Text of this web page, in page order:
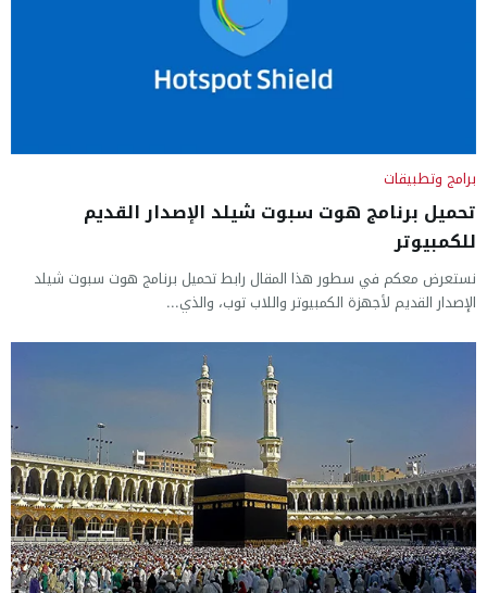
برامج وتطبيقات
تحميل برنامج هوت سبوت شيلد الإصدار القديم
للكمبيوتر
نستعرض معكم في سطور هذا المقال رابط تحميل برنامج هوت سبوت شيلد
الإصدار القديم لأجهزة الكمبيوتر واللاب توب، والذي...